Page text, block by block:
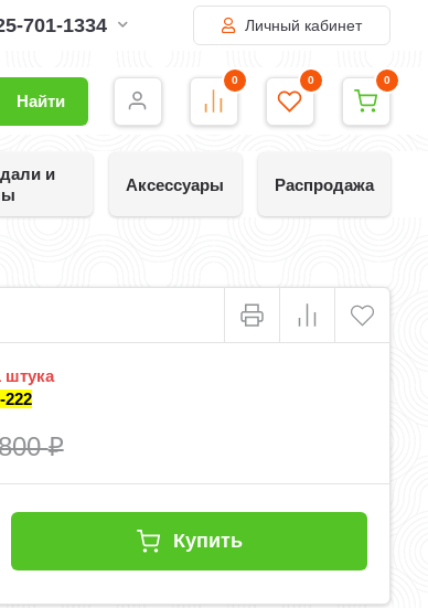
701-1334 Личный кабинет
Найти
0 0 0
и
Аксессуары Распродажа
штука
222
₽
Купить